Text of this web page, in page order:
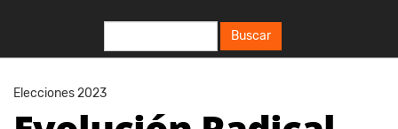
Buscar
Elecciones 2023